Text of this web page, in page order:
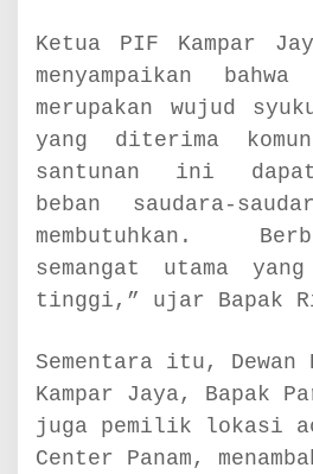
a
i
a
n
d
e
n
a
n
s
h
a
n
Ketua PIF Kampar
menyampaikan
merupakan wujud
yang diterima
santunan ini dapat
beban saudara-
membutuhkan.
semangat utama
tinggi,” ujar Bapak
Sementara itu, Dewan
Kampar Jaya, Bapak
juga pemilik lokasi
Center Panam,